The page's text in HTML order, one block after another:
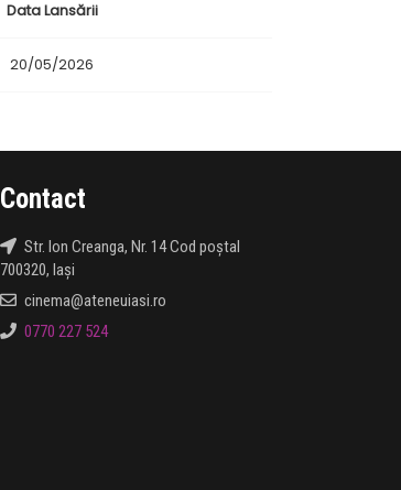
Data Lansării
20/05/2026
Contact
Str. Ion Creanga, Nr. 14 Cod poștal
700320, Iași
cinema@ateneuiasi.ro
0770 227 524